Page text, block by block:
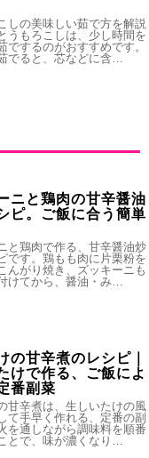
しの美味しい茹で方を解説
うもろこしは、少し時間を
でするのがおすすめです。
でると、芯などに含…
ニと鶏肉の甘辛醤油
ピ。ご飯に合う簡単
と鶏肉で作る、甘辛醤油炒
です。鶏もも肉に片栗粉を
んがり焼き、ズッキーニも
けてから、醤油・み…
の甘辛煮のレシピ｜
けで作る、ご飯によ
番副菜
甘辛煮は、生しいたけの風
て手早く作れる、定番の副
を通しながら調味料を順番
とで、味が濃くなり…